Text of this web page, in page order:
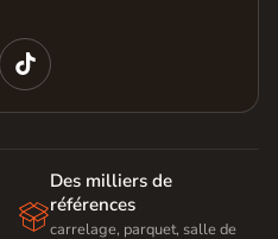

Des milliers de
références
carrelage, parquet, salle de